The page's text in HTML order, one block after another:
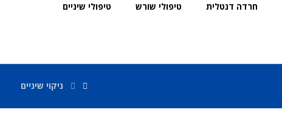
חרדה דנטלית טיפולי שורש טיפולי שיניים
ניקוי שיניים